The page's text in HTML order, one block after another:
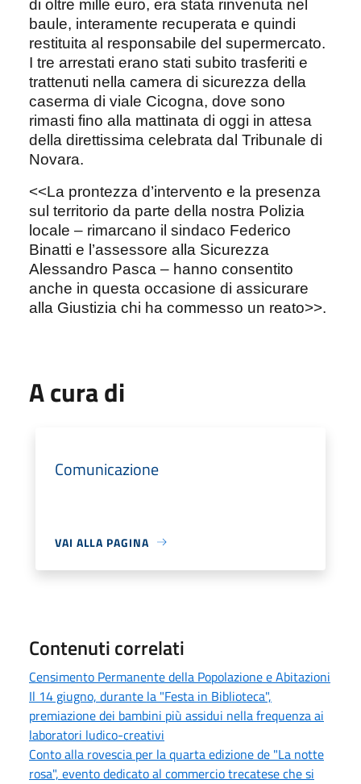
di oltre mille euro, era stata rinvenuta nel
baule, interamente recuperata e quindi
restituita al responsabile del supermercato.
I tre arrestati erano stati subito trasferiti e
trattenuti nella camera di sicurezza della
caserma di viale Cicogna, dove sono
rimasti fino alla mattinata di oggi in attesa
della direttissima celebrata dal Tribunale di
Novara.
<<La prontezza d’intervento e la presenza
sul territorio da parte della nostra Polizia
locale – rimarcano il sindaco Federico
Binatti e l’assessore alla Sicurezza
Alessandro Pasca – hanno consentito
anche in questa occasione di assicurare
alla Giustizia chi ha commesso un reato>>.
A cura di
Comunicazione
VAI ALLA PAGINA
Contenuti correlati
Censimento Permanente della Popolazione e Abitazioni
Il 14 giugno, durante la "Festa in Biblioteca",
premiazione dei bambini più assidui nella frequenza ai
laboratori ludico-creativi
Conto alla rovescia per la quarta edizione de "La notte
rosa", evento dedicato al commercio trecatese che si